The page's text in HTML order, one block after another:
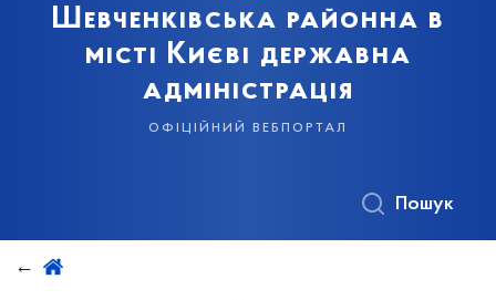
Шевченківська районна в
місті Києві державна
адміністрація
офіційний вебпортал
Пошук